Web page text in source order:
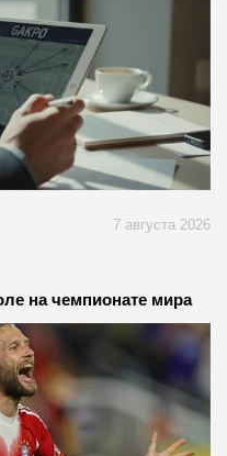
7 августа 2026
на чемпионате мира